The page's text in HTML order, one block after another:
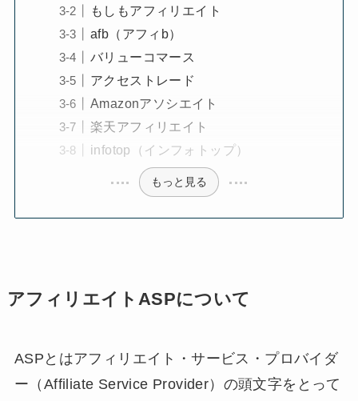
もしもアフィリエイト
afb（アフィb）
バリューコマース
アクセストレード
Amazonアソシエイト
楽天アフィリエイト
infotop（インフォトップ）
もっと見る
アフィリエイトASPについて
ASPとはアフィリエイト・サービス・プロバイダ
ー（Affiliate Service Provider）の頭文字をとって